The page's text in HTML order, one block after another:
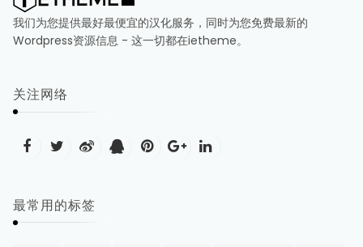
我们为您提供最好最便宜的汉化服务，同时为您免费最新的
Wordpress资源信息 - 这一切都在ietheme。
关注网络
最常用的标签